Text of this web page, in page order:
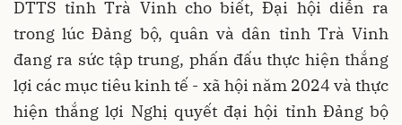
DTTS tỉnh Trà Vinh cho biết, Đại hội diễn ra
trong lúc Đảng bộ, quân và dân tỉnh Trà Vinh
đang ra sức tập trung, phấn đấu thực hiện thắng
lợi các mục tiêu kinh tế - xã hội năm 2024 và thực
hiện thắng lợi Nghị quyết đại hội tỉnh Đảng bộ